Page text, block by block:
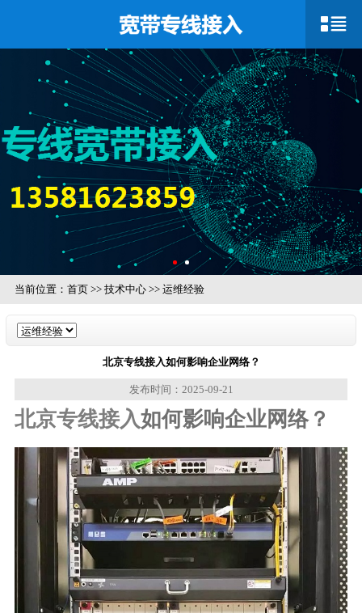
当前位置： 首页>> 技术中心>> 运维经验
北京专线接入如何影响企业网络？
发布时间：2025-09-21
北京专线接入如何影响企业网络？